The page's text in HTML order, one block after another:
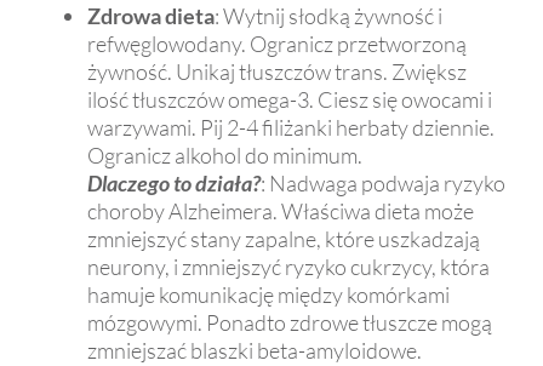
Zdrowa dieta: Wytnij słodką żywność i
refwęglowodany. Ogranicz przetworzoną
żywność. Unikaj tłuszczów trans. Zwiększ
ilość tłuszczów omega-3. Ciesz się owocami i
warzywami. Pij 2-4 filiżanki herbaty dziennie.
Ogranicz alkohol do minimum.
Dlaczego to działa?: Nadwaga podwaja ryzyko
choroby Alzheimera. Właściwa dieta może
zmniejszyć stany zapalne, które uszkadzają
neurony, i zmniejszyć ryzyko cukrzycy, która
hamuje komunikację między komórkami
mózgowymi. Ponadto zdrowe tłuszcze mogą
zmniejszać blaszki beta-amyloidowe.